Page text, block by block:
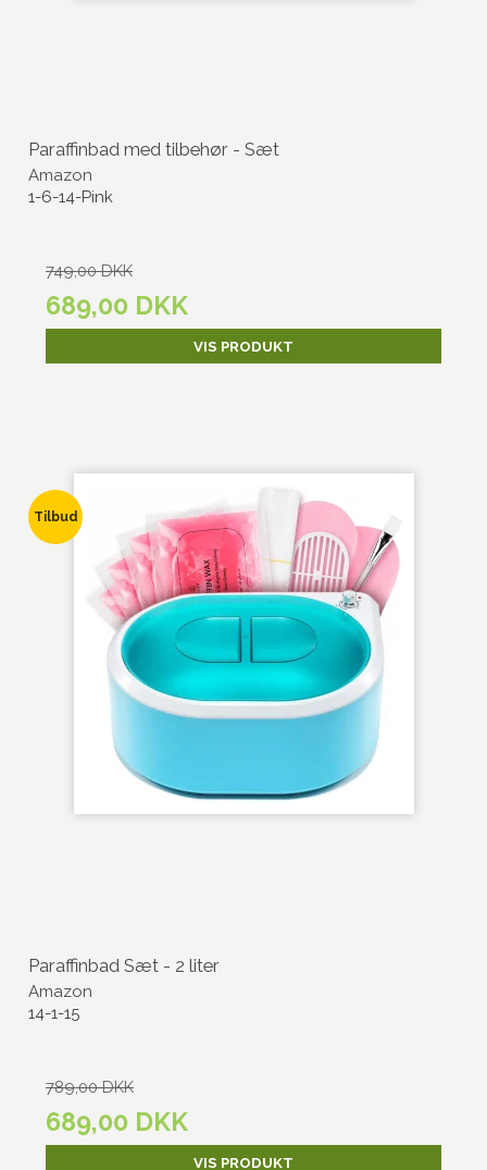
Paraffinbad med tilbehør - Sæt
Amazon
1-6-14-Pink
749,00 DKK
689,00 DKK
VIS PRODUKT
Tilbud
Paraffinbad Sæt - 2 liter
Amazon
14-1-15
789,00 DKK
689,00 DKK
VIS PRODUKT